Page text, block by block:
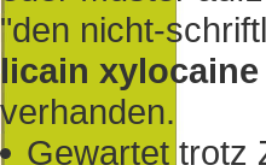
"den nicht-
licain
verhanden.
Gewartet trotz